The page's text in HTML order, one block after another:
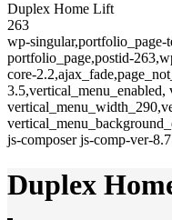
Duplex Home Lift
263
wp-singular,portfolio_page-
portfolio_page,postid-
core-
3.5,vertical_menu_enabled,
js-composer js-comp-ver-
Duplex